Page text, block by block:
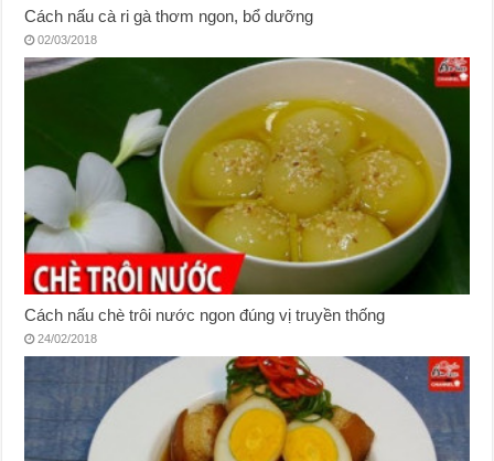
Cách nấu cà ri gà thơm ngon, bổ dưỡng
02/03/2018
Cách nấu chè trôi nước ngon đúng vị truyền thống
24/02/2018